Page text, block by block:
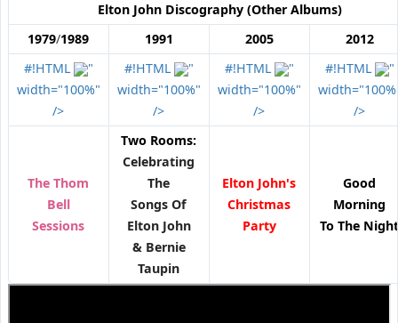
Elton John Discography (Other Albums)
1979/1989 1991 2005
2012
#!HTML
"
width="100%"
/>
#!HTML
"
width="100%"
/>
#!HTML
"
width="100%"
/>
#!HTML
"
/>
The Thom
Bell
Sessions
Two Rooms:
Celebrating
The
Songs Of
Elton John
& Bernie
Taupin
Elton John's
Christmas
Party
Good
Morning
To The Night